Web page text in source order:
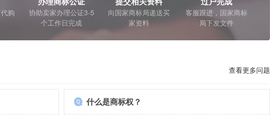
购
协助卖家办理公证3-5
个工作日完成
向国家商标局递送买
家资料
客服跟进，国家商标
局下发文件
查看更多问题
什么是商标权？